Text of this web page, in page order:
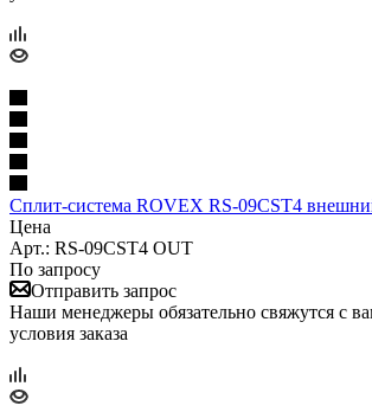
Сплит-система ROVEX RS-09CST4
Цена
Арт.: RS-09CST4 OUT
По запросу
Отправить запрос
Наши менеджеры обязательно свяжутся с
условия заказа